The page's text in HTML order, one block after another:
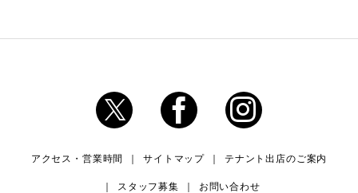
アクセス・営業時間 サイトマップ テナント出店のご案内
スタッフ募集 お問い合わせ